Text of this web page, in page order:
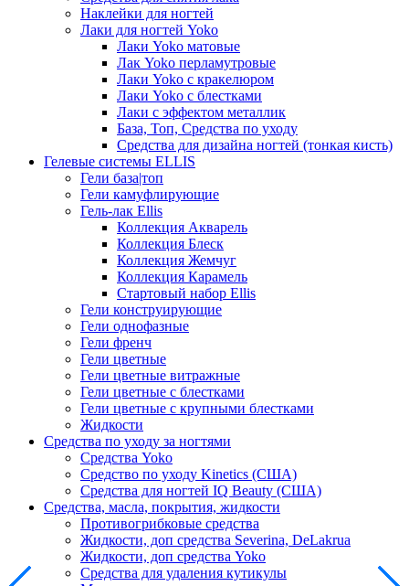
Наклейки для ногтей
Лаки для ногтей Yoko
Лаки Yoko матовые
Лак Yoko перламутровые
Лаки Yoko с кракелюром
Лаки Yoko с блестками
Лаки с эффектом металлик
База, Топ, Средства по уходу
Средства для дизайна ногтей (тонкая кисть)
Гелевые системы ELLIS
Гели база|топ
Гели камуфлирующие
Гель-лак Ellis
Коллекция Акварель
Коллекция Блеск
Коллекция Жемчуг
Коллекция Карамель
Стартовый набор Ellis
Гели конструирующие
Гели однофазные
Гели френч
Гели цветные
Гели цветные витражные
Гели цветные с блестками
Гели цветные с крупными блестками
Жидкости
Средства по уходу за ногтями
Средства Yoko
Средство по уходу Kinetics (США)
Средства для ногтей IQ Beauty (США)
Средства, масла, покрытия, жидкости
Противогрибковые средства
Жидкости, доп средства Severina, DeLakrua
Жидкости, доп средства Yoko
Средства для удаления кутикулы